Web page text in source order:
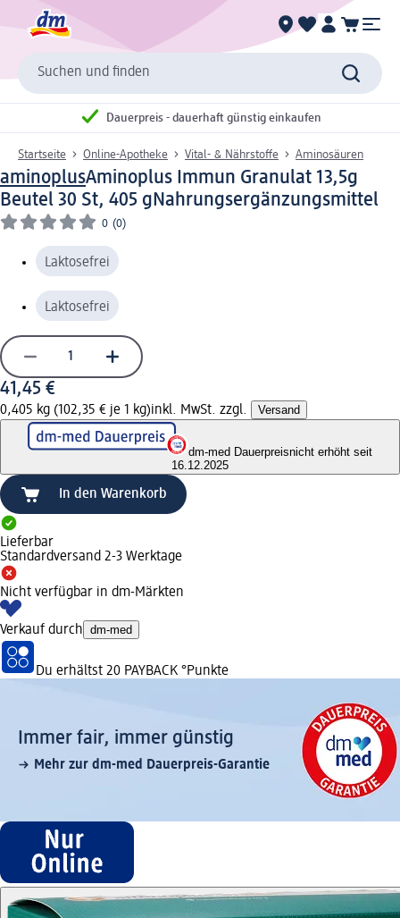
Suchen und finden
Dauerpreis - dauerhaft günstig einkaufen
Startseite Online-Apotheke Vital- & Nährstoffe Aminosäuren
aminoplusAminoplus Immun Granulat 13,5g
Beutel 30 St, 405 gNahrungsergänzungsmittel
0 (0)
Laktosefrei
Laktosefrei
41,45 €
0,405 kg (102,35 € je 1 kg)inkl. MwSt. zzgl. Versand
dm-med Dauerpreisnicht erhöht seit
16.12.2025
In den Warenkorb
Lieferbar
Standardversand 2-3 Werktage
Nicht verfügbar in dm-Märkten
Verkauf durch dm-med
Du erhältst 20 PAYBACK °Punkte
Immer fair,­ immer günstig
Mehr zur dm-med Dauerpreis-Garantie